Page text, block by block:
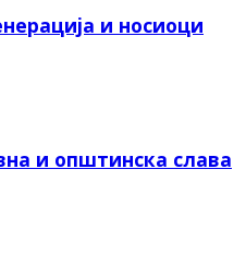
и носиоци
и општинска слава